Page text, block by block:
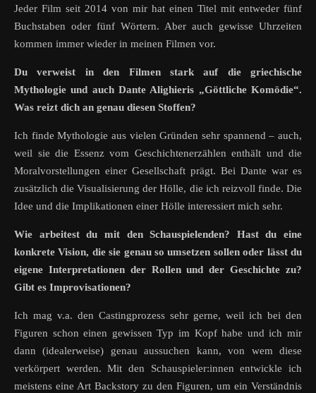
Jeder Film seit 2014 von mir hat einen Titel mit entweder fünf
Buchstaben oder fünf Wörtern. Aber auch gewisse Uhrzeiten
kommen immer wieder in meinen Filmen vor.
Du verweist in den Filmen stark auf die griechische
Mythologie und auch Dante Alighieris „Göttliche Komödie“.
Was reizt dich an genau diesen Stoffen?
Ich finde Mythologie aus vielen Gründen sehr spannend – auch,
weil sie die Essenz vom Geschichtenerzählen enthält und die
Moralvorstellungen einer Gesellschaft prägt. Bei Dante war es
zusätzlich die Visualisierung der Hölle, die ich reizvoll finde. Die
Idee und die Implikationen einer Hölle interessiert mich sehr.
Wie arbeitest du mit den Schauspielenden? Hast du eine
konkrete Vision, die sie genau so umsetzen sollen oder lässt du
eigene Interpretationen der Rollen und der Geschichte zu?
Gibt es Improvisationen?
Ich mag v.a. den Castingprozess sehr gerne, weil ich bei den
Figuren schon einen gewissen Typ im Kopf habe und ich mir
dann (idealerweise) genau aussuchen kann, von wem diese
verkörpert werden. Mit den Schauspieler:innen entwickle ich
meistens eine Art Backstory zu den Figuren, um ein Verständnis